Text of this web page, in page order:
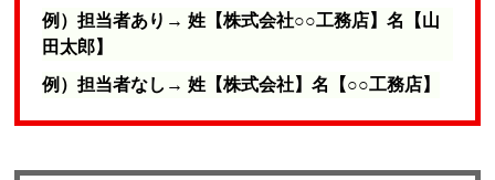
例）担当者あり→ 姓【株式会社○○工務店】名【山
田太郎】
例）担当者なし→ 姓【株式会社】名【○○工務店】